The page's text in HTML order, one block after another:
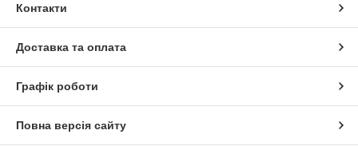
Контакти
Доставка та оплата
Графік роботи
Повна версія сайту